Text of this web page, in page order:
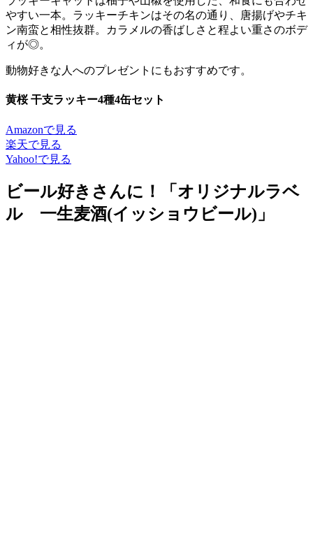
やすい一本。ラッキーチキンはその名の通り、唐揚げやチキ
ン南蛮と相性抜群。カラメルの香ばしさと程よい重さのボデ
ィが◎。
動物好きな人へのプレゼントにもおすすめです。
黄桜 干支ラッキー4種4缶セット
Amazonで見る
楽天で見る
Yahoo!で見る
ビール好きさんに！「オリジナルラベ
ル 一生麦酒(イッショウビール)」